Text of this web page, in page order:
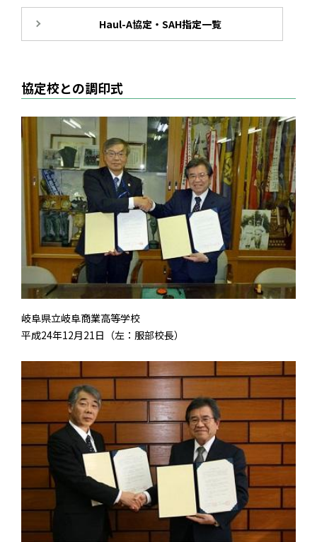
Haul-A協定・SAH指定一覧
協定校との調印式
岐阜県立岐阜商業高等学校
平成24年12月21日（左：服部校長）